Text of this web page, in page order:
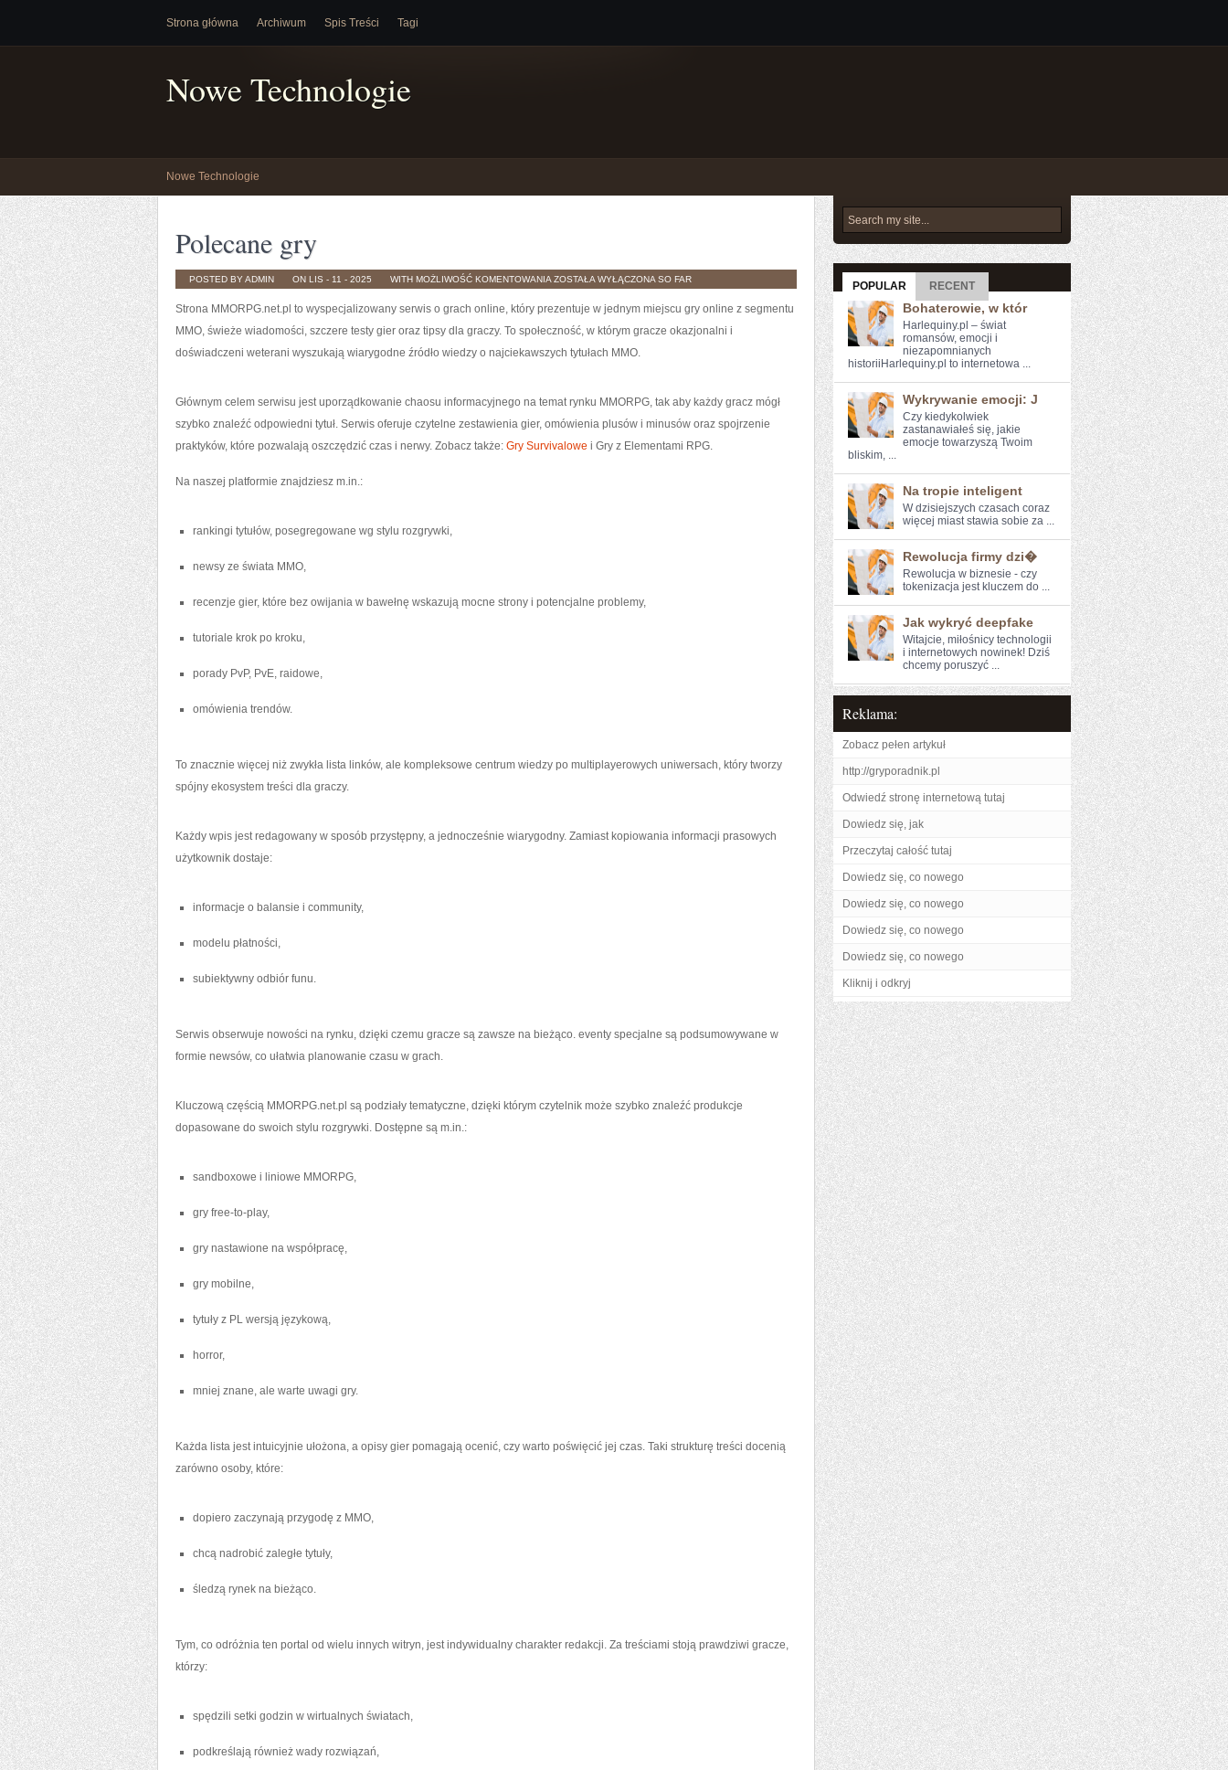
Strona główna Archiwum Spis Treści Tagi
Nowe Technologie
Nowe Technologie
Polecane gry
POSTED BY ADMIN ON LIS - 11 - 2025 WITH MOŻLIWOŚĆ KOMENTOWANIA POLECANE
GRY
ZOSTAŁA WYŁĄCZONA SO FAR
Strona MMORPG.net.pl to wyspecjalizowany serwis o grach online, który prezentuje w jednym miejscu gry online z segmentu
MMO, świeże wiadomości, szczere testy gier oraz tipsy dla graczy. To społeczność, w którym gracze okazjonalni i
doświadczeni weterani wyszukają wiarygodne źródło wiedzy o najciekawszych tytułach MMO.
Głównym celem serwisu jest uporządkowanie chaosu informacyjnego na temat rynku MMORPG, tak aby każdy gracz mógł
szybko znaleźć odpowiedni tytuł. Serwis oferuje czytelne zestawienia gier, omówienia plusów i minusów oraz spojrzenie
praktyków, które pozwalają oszczędzić czas i nerwy. Zobacz także: Gry Survivalowe i Gry z Elementami RPG.
Na naszej platformie znajdziesz m.in.:
rankingi tytułów, posegregowane wg stylu rozgrywki,
newsy ze świata MMO,
recenzje gier, które bez owijania w bawełnę wskazują mocne strony i potencjalne problemy,
tutoriale krok po kroku,
porady PvP, PvE, raidowe,
omówienia trendów.
To znacznie więcej niż zwykła lista linków, ale kompleksowe centrum wiedzy po multiplayerowych uniwersach, który tworzy
spójny ekosystem treści dla graczy.
Każdy wpis jest redagowany w sposób przystępny, a jednocześnie wiarygodny. Zamiast kopiowania informacji prasowych
użytkownik dostaje:
informacje o balansie i community,
modelu płatności,
subiektywny odbiór funu.
Serwis obserwuje nowości na rynku, dzięki czemu gracze są zawsze na bieżąco. eventy specjalne są podsumowywane w
formie newsów, co ułatwia planowanie czasu w grach.
Kluczową częścią MMORPG.net.pl są podziały tematyczne, dzięki którym czytelnik może szybko znaleźć produkcje
dopasowane do swoich stylu rozgrywki. Dostępne są m.in.:
sandboxowe i liniowe MMORPG,
gry free-to-play,
gry nastawione na współpracę,
gry mobilne,
tytuły z PL wersją językową,
horror,
mniej znane, ale warte uwagi gry.
Każda lista jest intuicyjnie ułożona, a opisy gier pomagają ocenić, czy warto poświęcić jej czas. Taki strukturę treści docenią
zarówno osoby, które:
dopiero zaczynają przygodę z MMO,
chcą nadrobić zaległe tytuły,
śledzą rynek na bieżąco.
Tym, co odróżnia ten portal od wielu innych witryn, jest indywidualny charakter redakcji. Za treściami stoją prawdziwi gracze,
którzy:
spędzili setki godzin w wirtualnych światach,
podkreślają również wady rozwiązań,
POPULAR RECENT
Bohaterowie, w któr
Harlequiny.pl – świat
romansów, emocji i
niezapomnianych
historiiHarlequiny.pl to internetowa ...
Wykrywanie emocji: J
Czy kiedykolwiek
zastanawiałeś się, jakie
emocje towarzyszą Twoim
bliskim, ...
Na tropie inteligent
W dzisiejszych czasach coraz⁤
więcej miast stawia sobie⁣ za ...
Rewolucja firmy dzi�
Rewolucja w biznesie - czy
tokenizacja jest kluczem do‍ ...
Jak wykryć deepfake
Witajcie, miłośnicy technologii
i internetowych nowinek! Dziś
chcemy ​poruszyć ...
Reklama:
Zobacz pełen artykuł
http://gryporadnik.pl
Odwiedź stronę internetową tutaj
Dowiedz się, jak
Przeczytaj całość tutaj
Dowiedz się, co nowego
Dowiedz się, co nowego
Dowiedz się, co nowego
Dowiedz się, co nowego
Kliknij i odkryj